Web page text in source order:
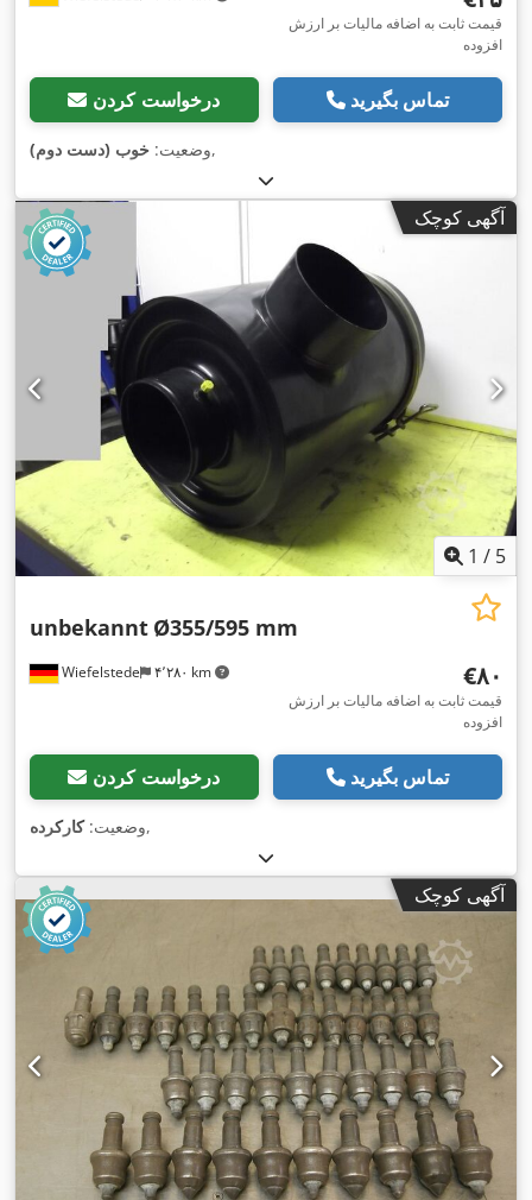
قیمت ثابت به اضافه مالیات بر ارزش
افزوده
درخواست کردن تماس بگیرید
وضعیت: خوب (دست دوم) ,
آگهی کوچک
1 / 5
Wiefelstede ۴٬۲۸۰ km
unbekannt Ø355/595 mm
‎€۸۰
قیمت ثابت به اضافه مالیات بر ارزش
افزوده
درخواست کردن تماس بگیرید
وضعیت:کارکرده ,
آگهی کوچک